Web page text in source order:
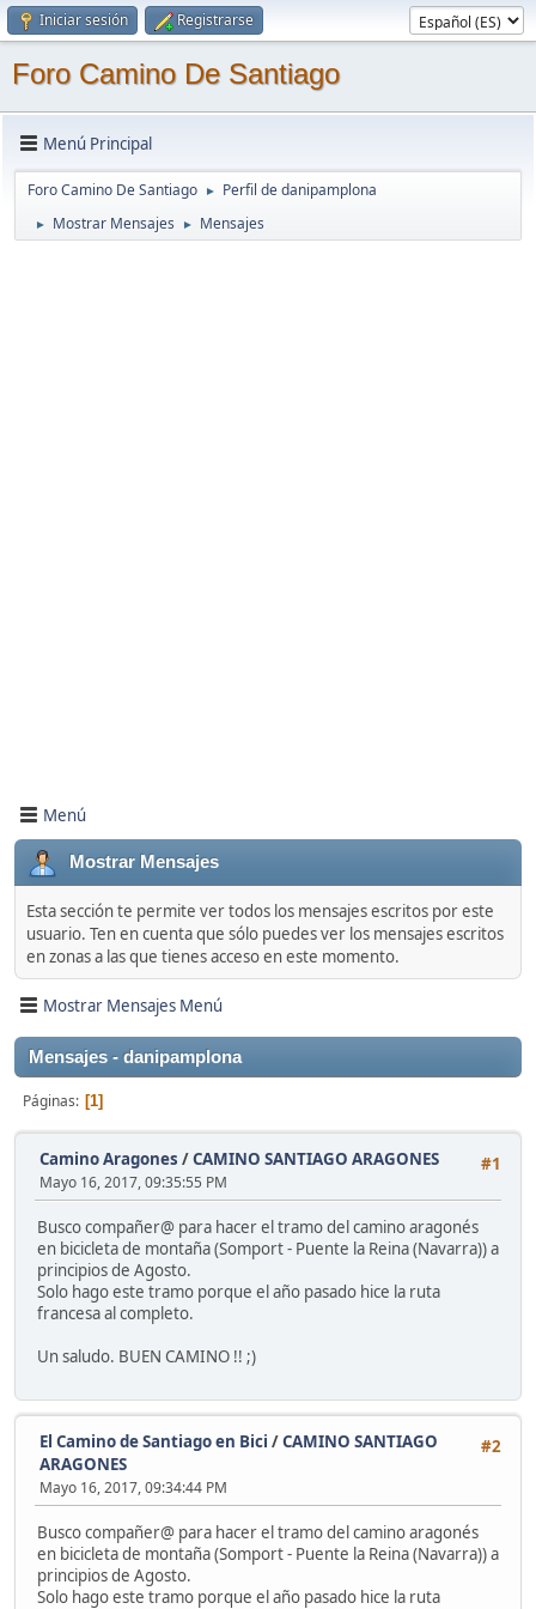
Iniciar sesión Registrarse
Foro Camino De Santiago
Menú Principal
Foro Camino De Santiago ► Perfil de danipamplona
► Mostrar Mensajes ► Mensajes
Menú
Mostrar Mensajes
Esta sección te permite ver todos los mensajes escritos por este
usuario. Ten en cuenta que sólo puedes ver los mensajes escritos
en zonas a las que tienes acceso en este momento.
Mostrar Mensajes Menú
Mensajes - danipamplona
Páginas 1
#1
Camino Aragones /CAMINO SANTIAGO ARAGONES
Mayo 16, 2017, 09:35:55 PM
Busco compañer@ para hacer el tramo del camino aragonés
en bicicleta de montaña (Somport - Puente la Reina (Navarra)) a
principios de Agosto.
Solo hago este tramo porque el año pasado hice la ruta
francesa al completo.
Un saludo. BUEN CAMINO !! ;)
#2
El Camino de Santiago en Bici /CAMINO SANTIAGO
ARAGONES
Mayo 16, 2017, 09:34:44 PM
Busco compañer@ para hacer el tramo del camino aragonés
en bicicleta de montaña (Somport - Puente la Reina (Navarra)) a
principios de Agosto.
Solo hago este tramo porque el año pasado hice la ruta